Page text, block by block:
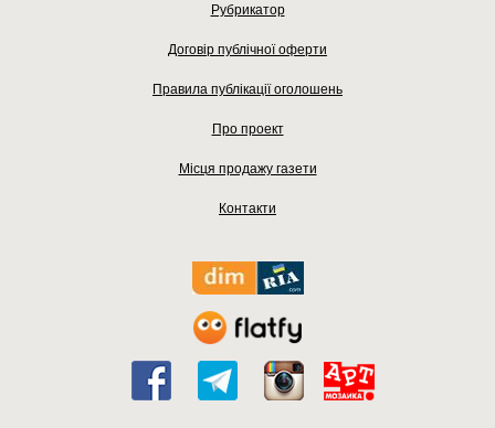
Рубрикатор
Договір публічної оферти
Правила публікації оголошень
Про проект
Місця продажу газети
Контакти